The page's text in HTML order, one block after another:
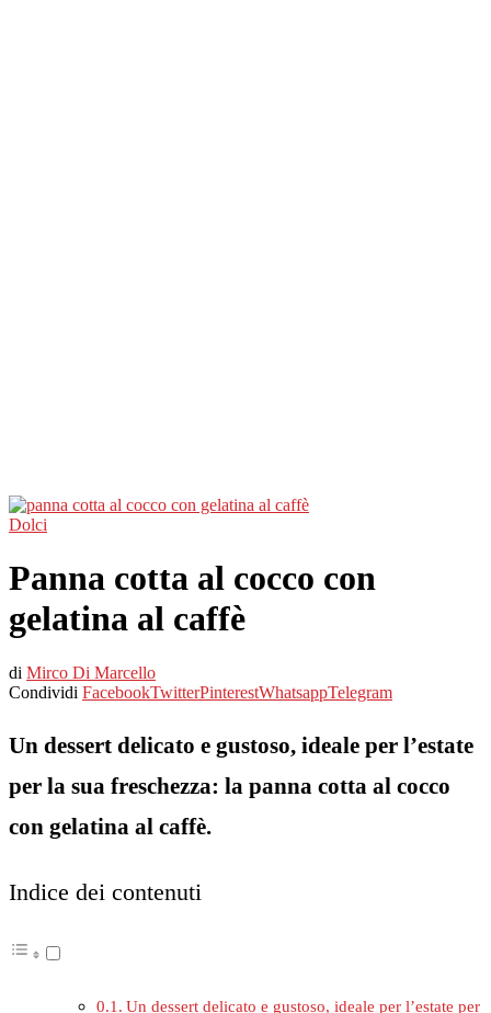
Dolci
Panna cotta al cocco con
gelatina al caffè
di Mirco Di Marcello
Condividi FacebookTwitterPinterestWhatsappTelegram
Un dessert delicato e gustoso, ideale per l’estate
per la sua freschezza: la panna cotta al cocco
con gelatina al caffè.
Indice dei contenuti
Un dessert delicato e gustoso, ideale per l’estate per